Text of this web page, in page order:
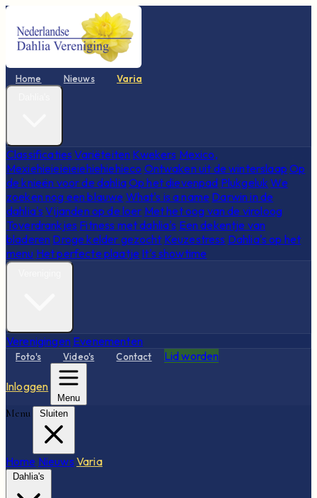
Home Nieuws Varia
Classificaties Variëteiten Kwekers Mexico,
Mexiehieieieieiehiehiehieco Ontwaken uit de winterslaap Op
de knieën voor de dahliaOp het dievenpad Plukgeluk We
zoeken nog een blauwe What's is a name Darwin in de
dahlia's Vijanden op de loer Met het oog van de viroloog
Toverdrankjes Fitness met dahlia's Een dekentje van
bladeren Droge kelder gezocht Keuzestress Dahlia's op het
menu Het perfecte plaatje It's showtime
Verenigingen Evenementen
Foto's Video's Contact Lid worden
Inloggen
Menu
Menu Sluiten
Home Nieuws Varia
Dahlia's